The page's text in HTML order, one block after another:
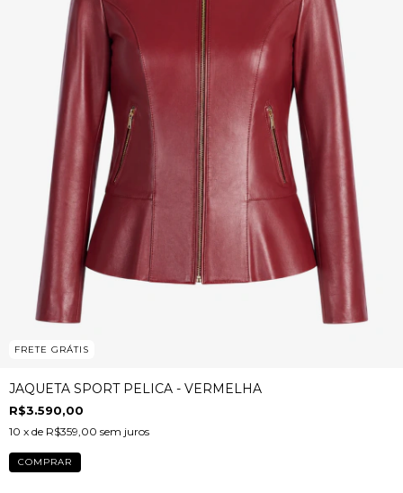
FRETE GRÁTIS
JAQUETA SPORT PELICA - VERMELHA
R$3.590,00
10 x de R$359,00 sem juros
COMPRAR